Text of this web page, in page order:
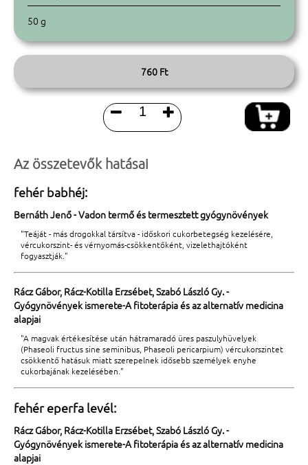
50 g
760 Ft
 
Az összetevők hatásai
fehér babhéj:
Bernáth Jenő - Vadon termő és termesztett gyógynövények
"Teáját - más drogokkal társítva - időskori cukorbetegség kezelésére,
vércukorszint- és vérnyomás-csökkentőként, vizelethajtóként
fogyasztják."
Rácz Gábor, Rácz-Kotilla Erzsébet, Szabó László Gy. -
Gyógynövények ismerete-A fitoterápia és az alternatív medicina
alapjai
"A magvak értékesítése után hátramaradó üres paszulyhüvelyek
(Phaseoli fructus sine seminibus, Phaseoli pericarpium) vércukorszintet
csökkentő hatásuk miatt szerepelnek idősebb személyek enyhe
cukorbajának kezelésében."
fehér eperfa levél:
Rácz Gábor, Rácz-Kotilla Erzsébet, Szabó László Gy. -
Gyógynövények ismerete-A fitoterápia és az alternatív medicina
alapjai